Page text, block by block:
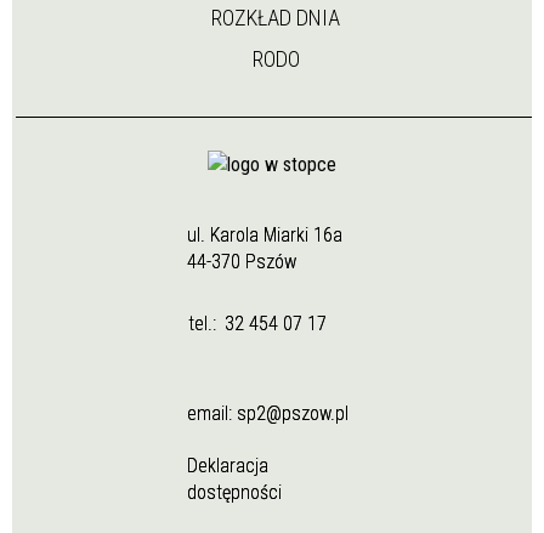
ROZKŁAD DNIA
RODO
ul. Karola Miarki 16a
44-370 Pszów
tel.: 32 454 07 17
email: sp2@pszow.pl
Deklaracja
dostępności